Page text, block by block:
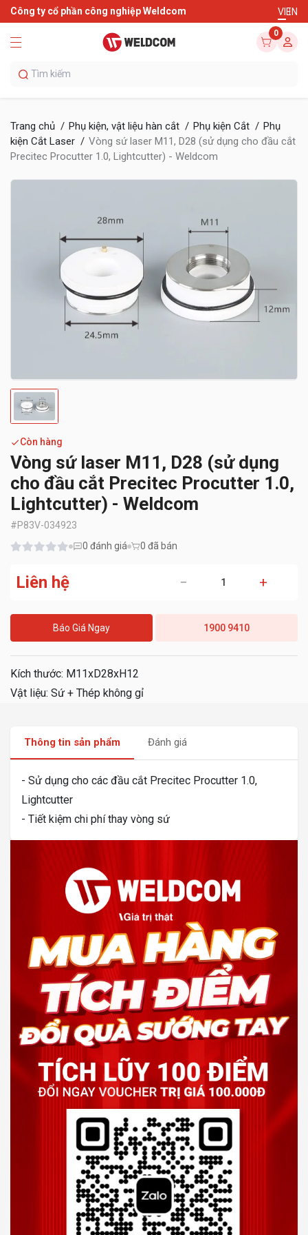
Công ty cổ phần công nghiệp Weldcom VIEN
0
Trang chủ Phụ kiện, vật liệu hàn cắt Phụ kiện Cắt
Phụ
kiện Cắt Laser
Vòng sứ laser M11, D28 (sử dụng cho đầu cắt
Precitec Procutter 1.0, Lightcutter) - Weldcom
Còn hàng
Vòng sứ laser M11, D28 (sử dụng
cho đầu cắt Precitec Procutter 1.0,
Lightcutter) - Weldcom
#P83V-034923
0 đánh giá 0 đã bán
Liên hệ − +
Báo Giá Ngay 1900 9410
Kích thước: M11xD28xH12
Vật liệu: Sứ + Thép không gỉ
Thông tin sản phẩm Đánh giá
- Sử dụng cho các đầu cắt Precitec Procutter 1.0,
Lightcutter
- Tiết kiệm chi phí thay vòng sứ